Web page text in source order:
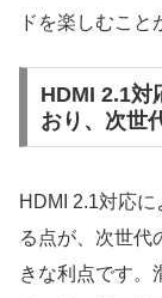
ドを楽しむこと
HDMI 2.1対
おり、次世
HDMI 2.1対応
る点が、次世代
きな利点です。